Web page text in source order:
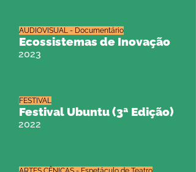
Ecossistemas de Inovação
2023
AUDIOVISUAL - Documentário
Festival Ubuntu (3ª Edição)
2022
FESTIVAL